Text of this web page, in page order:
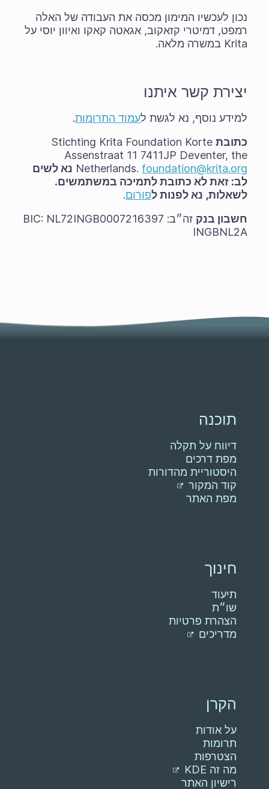
נכון לעכשיו המימון מכסה את העבודה של האלה
רמפט, דמיטרי קזאקוב, אגאטה קאקו ואיוון יוסי על
Krita במשרה מלאה.
יצירת קשר איתנו
למידע נוסף, נא לגשת לעמוד התרומות.
כתובת Stichting Krita Foundation Korte
Assenstraat 11 7411JP Deventer, the
Netherlands. foundation@krita.org
נא לשים
לב: זאת לא כתובת לתמיכה במשתמשים.
לשאלות, נא לפנות לפורום.
חשבון בנק
זה״ב: NL72INGB0007216397 ‏BIC:
INGBNL2A
תוכנה
דיווח על תקלה
מפת דרכים
היסטוריית מהדורות
קוד המקור
מפת האתר
חינוך
תיעוד
שו״ת
הצהרת פרטיות
מדריכים
הקרן
על אודות
תרומות
הצטרפות
מה זה KDE
רישיון האתר